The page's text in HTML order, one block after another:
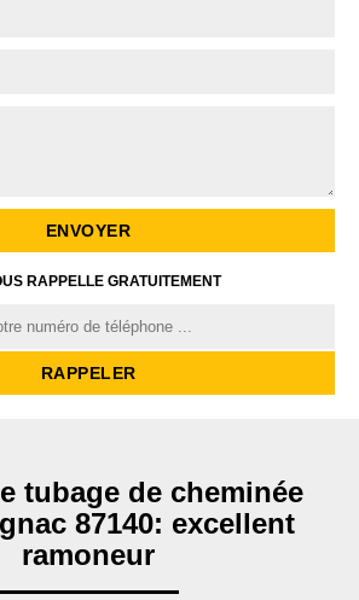
RAPPELLE GRATUITEMENT
tubage de cheminée
87140: excellent
ramoneur